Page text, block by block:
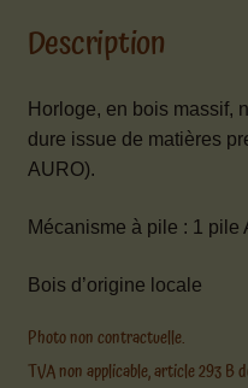
Description
Horloge, en bois massif,
dure issue de matières
AURO).
Mécanisme à pile : 1 pile
Bois d’origine locale
Photo non contractuelle.
TVA non applicable, article 293 B